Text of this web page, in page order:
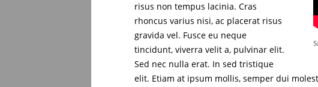
risus non tempus lacinia. Cras
rhoncus varius nisi, ac placerat risus
gravida vel. Fusce eu neque
tincidunt, viverra velit a, pulvinar elit.
Sed nec nulla erat. In sed tristique
elit. Etiam at ipsum mollis, semper dui